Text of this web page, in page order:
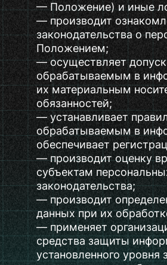
— Положение) и иные
— производит
законодательства о
Положением;
— осуществляет
обрабатываемым в
их материальным
обязанностей;
— устанавливает
обрабатываемым в
обеспечивает
— производит оценку
субъектам
законодательства;
— производит
данных при их
— применяет
средства защиты
установленного